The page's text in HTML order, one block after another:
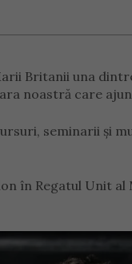
Britanii una
noastră care
seminarii
în Regatul Unit